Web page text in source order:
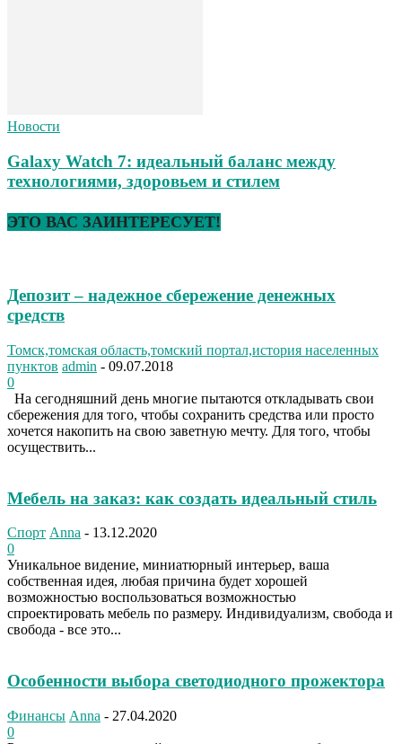
Новости
Galaxy Watch 7: идеальный баланс между
технологиями, здоровьем и стилем
ЭТО ВАС ЗАИНТЕРЕСУЕТ!
Депозит – надежное сбережение денежных
средств
Томск,томская область,томский портал,история населенных
пунктов admin - 09.07.2018
0
На сегодняшний день многие пытаются откладывать свои
сбережения для того, чтобы сохранить средства или просто
хочется накопить на свою заветную мечту. Для того, чтобы
осуществить...
Мебель на заказ: как создать идеальный стиль
Спорт Anna - 13.12.2020
0
Уникальное видение, миниатюрный интерьер, ваша
собственная идея, любая причина будет хорошей
возможностью воспользоваться возможностью
спроектировать мебель по размеру. Индивидуализм, свобода и
свобода - все это...
Особенности выбора светодиодного прожектора
Финансы Anna - 27.04.2020
0